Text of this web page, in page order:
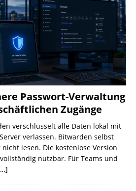
Passwort-Verwaltung
Zugänge
verschlüsselt alle Daten lokal mit
verlassen. Bitwarden selbst
lesen. Die kostenlose Version
nutzbar. Für Teams und